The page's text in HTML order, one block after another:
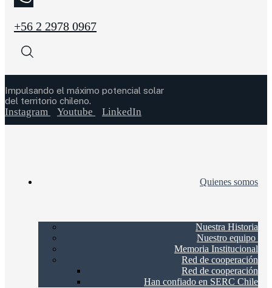
+56 2 2978 0967
Impulsando el máximo potencial solar
del territorio chileno.
Instagram Youtube LinkedIn
Quienes somos
Nuestra Historia
Nuestro equipo
Memoria Institucional
Red de cooperación
Red de cooperación
Han confiado en SERC Chile